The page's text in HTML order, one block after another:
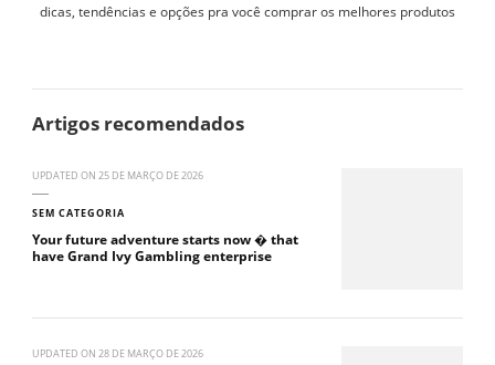
dicas, tendências e opções pra você comprar os melhores produtos
Artigos recomendados
UPDATED ON 25 DE MARÇO DE 2026
SEM CATEGORIA
Your future adventure starts now � that
have Grand Ivy Gambling enterprise
UPDATED ON 28 DE MARÇO DE 2026